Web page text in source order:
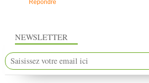
Répondre
NEWSLETTER